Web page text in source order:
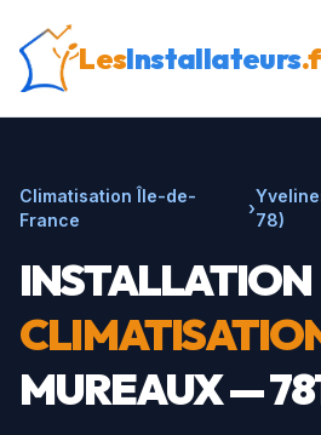
LesInstallateurs
Climatisation Île-de-
France
›
78)
INSTALLATION
MUREAUX—